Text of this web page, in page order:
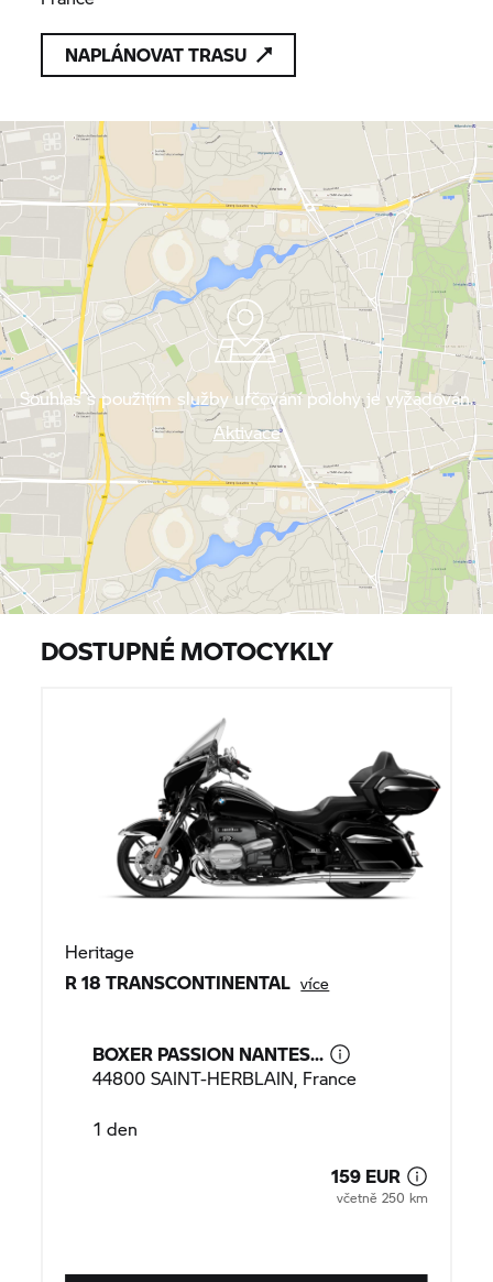
NAPLÁNOVAT TRASU
Souhlas s použitím služby určování polohy je vyžadován.
Aktivace
DOSTUPNÉ MOTOCYKLY
Heritage
R 18 TRANSCONTINENTAL více
BOXER PASSION NANTES...
44800 SAINT-HERBLAIN, France
1 den
159 EUR
včetně 250 km